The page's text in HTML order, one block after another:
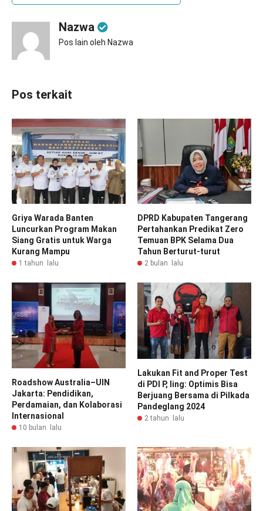
Nazwa
Pos lain oleh Nazwa
Pos terkait
Griya Warada Banten
Luncurkan Program Makan
Siang Gratis untuk Warga
Kurang Mampu
1 tahun lalu
DPRD Kabupaten Tangerang
Pertahankan Predikat Zero
Temuan BPK Selama Dua
Tahun Berturut-turut
2 bulan lalu
Roadshow Australia–UIN
Jakarta: Pendidikan,
Perdamaian, dan Kolaborasi
Internasional
10 bulan lalu
Lakukan Fit and Proper Test
di PDI P, Iing: Optimis Bisa
Berjuang Bersama di Pilkada
Pandeglang 2024
2 tahun lalu